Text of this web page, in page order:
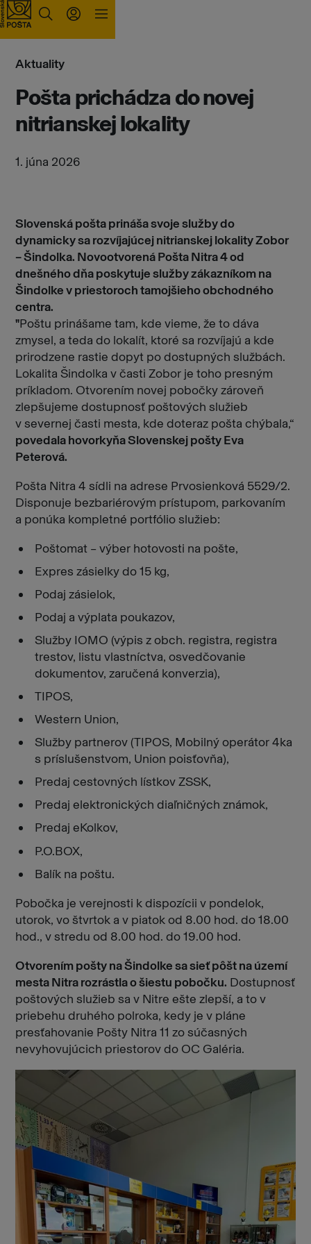
Prejsť na obsah
Aktuality
Pošta prichádza do novej
nitrianskej lokality
1. júna 2026
Slovenská pošta prináša svoje služby do
dynamicky sa rozvíjajúcej nitrianskej lokality Zobor
– Šindolka. Novootvorená Pošta Nitra 4 od
dnešného dňa poskytuje služby zákazníkom na
Šindolke v priestoroch tamojšieho obchodného
centra.
"Poštu prinášame tam, kde vieme, že to dáva
zmysel, a teda do lokalít, ktoré sa rozvíjajú a kde
prirodzene rastie dopyt po dostupných službách.
Lokalita Šindolka v časti Zobor je toho presným
príkladom. Otvorením novej pobočky zároveň
zlepšujeme dostupnosť poštových služieb
v severnej časti mesta, kde doteraz pošta chýbala,“
povedala hovorkyňa Slovenskej pošty Eva
Peterová.
Pošta Nitra 4 sídli na adrese Prvosienková 5529/2.
Disponuje bezbariérovým prístupom, parkovaním
a ponúka kompletné portfólio služieb:
Poštomat – výber hotovosti na pošte,
Expres zásielky do 15 kg,
Podaj zásielok,
Podaj a výplata poukazov,
Služby IOMO (výpis z obch. registra, registra
trestov, listu vlastníctva, osvedčovanie
dokumentov, zaručená konverzia),
TIPOS,
Western Union,
Služby partnerov (TIPOS, Mobilný operátor 4ka
s príslušenstvom, Union poisťovňa),
Predaj cestovných lístkov ZSSK,
Predaj elektronických diaľničných známok,
Predaj eKolkov,
P.O.BOX,
Balík na poštu.
Pobočka je verejnosti k dispozícii v pondelok,
utorok, vo štvrtok a v piatok od 8.00 hod. do 18.00
hod., v stredu od 8.00 hod. do 19.00 hod.
Otvorením pošty na Šindolke sa sieť pôšt na území
mesta Nitra rozrástla o šiestu pobočku. Dostupnosť
poštových služieb sa v Nitre ešte zlepší, a to v
priebehu druhého polroka, kedy je v pláne
presťahovanie Pošty Nitra 11 zo súčasných
nevyhovujúcich priestorov do OC Galéria.